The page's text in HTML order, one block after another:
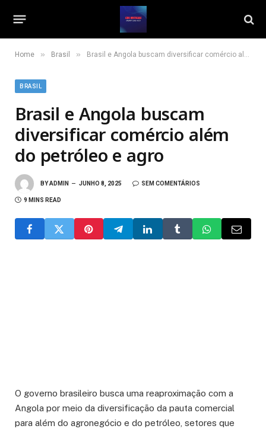
Home » Brasil » Brasil e Angola buscam diversificar comércio além do petróleo e agro
BRASIL
Brasil e Angola buscam
diversificar comércio além
do petróleo e agro
BYADMIN JUNHO 8, 2025 SEM COMENTÁRIOS
9 MINS READ
O governo brasileiro busca uma reaproximação com a
Angola por meio da diversificação da pauta comercial
para além do agronegócio e do petróleo, setores que